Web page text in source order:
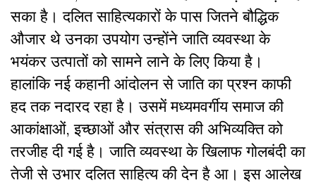
सका है। दलित साहित्यकारों के पास जितने बौद्धिक
औजार थे उनका उपयोग उन्होंने जाति व्यवस्था के
भयंकर उत्पातों को सामने लाने के लिए किया है।
हालांकि नई कहानी आंदोलन से जाति का प्रश्न काफी
हद तक नदारद रहा है। उसमें मध्यमवर्गीय समाज की
आकांक्षाओं, इच्छाओं और संत्रास की अभिव्यक्ति को
तरजीह दी गई है। जाति व्यवस्था के खिलाफ गोलबंदी का
तेजी से उभार दलित साहित्य की देन है आ। इस आलेख